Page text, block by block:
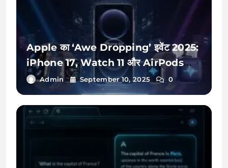
Apple का ‘Awe Dropping’ इवेंट 2025:
iPhone 17, Watch 11 और AirPods
Pro 3 लॉन्च! जानें भारत में कीमत, फीचर्स और
सभी स्पेसिफिकेशन्स
Admin September 10, 2025 0